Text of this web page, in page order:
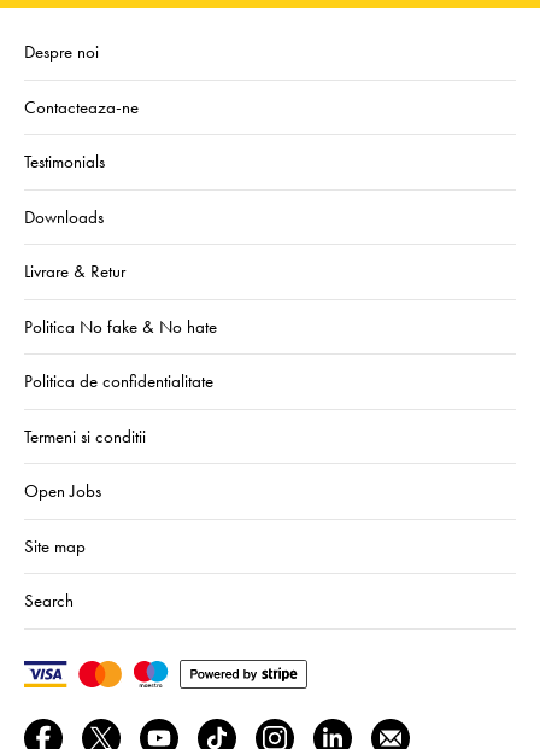
Despre noi
Contacteaza-ne
Testimonials
Downloads
Livrare & Retur
Politica No fake & No hate
Politica de confidentialitate
Termeni si conditii
Open Jobs
Site map
Search